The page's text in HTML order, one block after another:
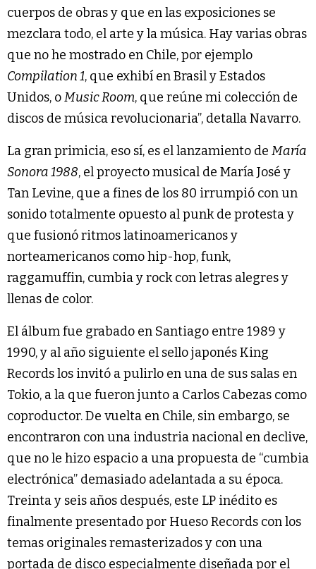
cuerpos de obras y que en las exposiciones se
mezclara todo, el arte y la música. Hay varias obras
que no he mostrado en Chile, por ejemplo
Compilation 1, que exhibí en Brasil y Estados
Unidos, oMusic Room, que reúne mi colección de
discos de música revolucionaria”, detalla Navarro.
La gran primicia, eso sí, es el lanzamiento de María
Sonora 1988, el proyecto musical de María José y
Tan Levine, que a fines de los 80 irrumpió con un
sonido totalmente opuesto al punk de protesta y
que fusionó ritmos latinoamericanos y
norteamericanos como hip-hop, funk,
raggamuffin, cumbia y rock con letras alegres y
llenas de color.
El álbum fue grabado en Santiago entre 1989 y
1990, y al año siguiente el sello japonés King
Records los invitó a pulirlo en una de sus salas en
Tokio, a la que fueron junto a Carlos Cabezas como
coproductor. De vuelta en Chile, sin embargo, se
encontraron con una industria nacional en declive,
que no le hizo espacio a una propuesta de “cumbia
electrónica” demasiado adelantada a su época.
Treinta y seis años después, este LP inédito es
finalmente presentado por Hueso Records con los
temas originales remasterizados y con una
portada de disco especialmente diseñada por el